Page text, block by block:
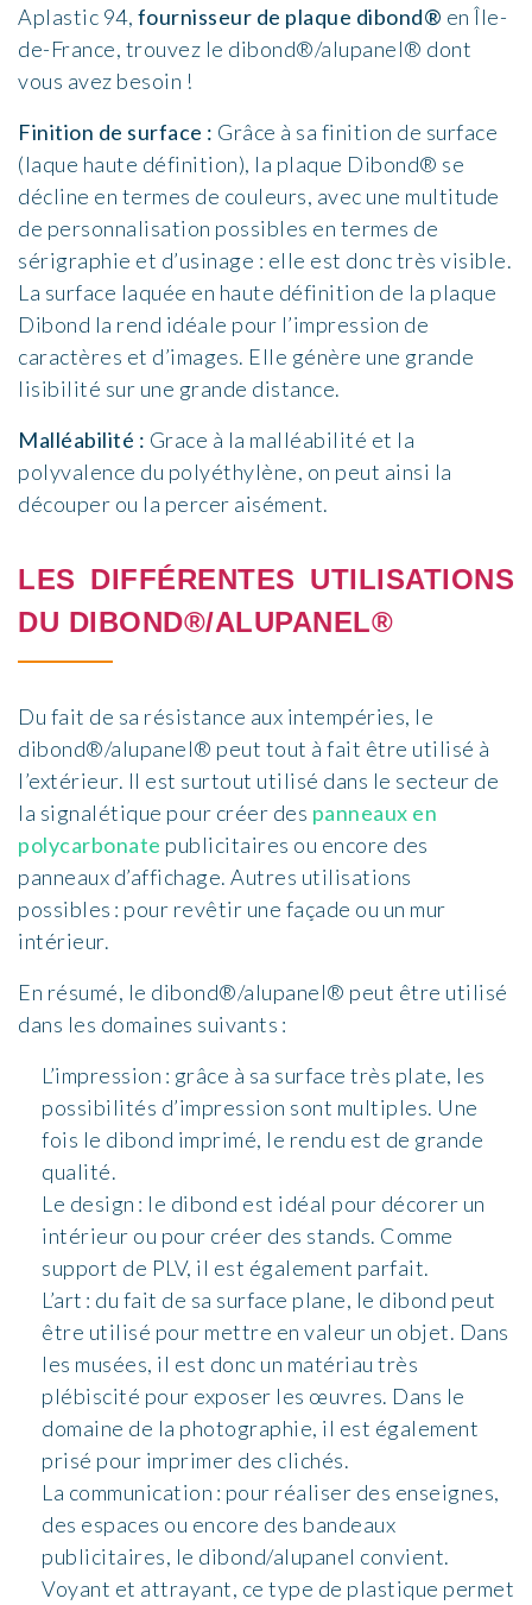
Aplastic 94, fournisseur de plaque dibond® en Île-
de-France, trouvez le dibond®/alupanel® dont
vous avez besoin !
Finition de surface : Grâce à sa finition de surface
(laque haute définition), la plaque Dibond® se
décline en termes de couleurs, avec une multitude
de personnalisation possibles en termes de
sérigraphie et d’usinage : elle est donc très visible.
La surface laquée en haute définition de la plaque
Dibond la rend idéale pour l’impression de
caractères et d’images. Elle génère une grande
lisibilité sur une grande distance.
Malléabilité : Grace à la malléabilité et la
polyvalence du polyéthylène, on peut ainsi la
découper ou la percer aisément.
LES DIFFÉRENTES UTILISATIONS
DU DIBOND®/ALUPANEL®
Du fait de sa résistance aux intempéries, le
dibond®/alupanel® peut tout à fait être utilisé à
l’extérieur. Il est surtout utilisé dans le secteur de
la signalétique pour créer des panneaux en
polycarbonate publicitaires ou encore des
panneaux d’affichage. Autres utilisations
possibles : pour revêtir une façade ou un mur
intérieur.
En résumé, le dibond®/alupanel® peut être utilisé
dans les domaines suivants :
L’impression : grâce à sa surface très plate, les
possibilités d’impression sont multiples. Une
fois le dibond imprimé, le rendu est de grande
qualité.
Le design : le dibond est idéal pour décorer un
intérieur ou pour créer des stands. Comme
support de PLV, il est également parfait.
L’art : du fait de sa surface plane, le dibond peut
être utilisé pour mettre en valeur un objet. Dans
les musées, il est donc un matériau très
plébiscité pour exposer les œuvres. Dans le
domaine de la photographie, il est également
prisé pour imprimer des clichés.
La communication : pour réaliser des enseignes,
des espaces ou encore des bandeaux
publicitaires, le dibond/alupanel convient.
Voyant et attrayant, ce type de plastique permet